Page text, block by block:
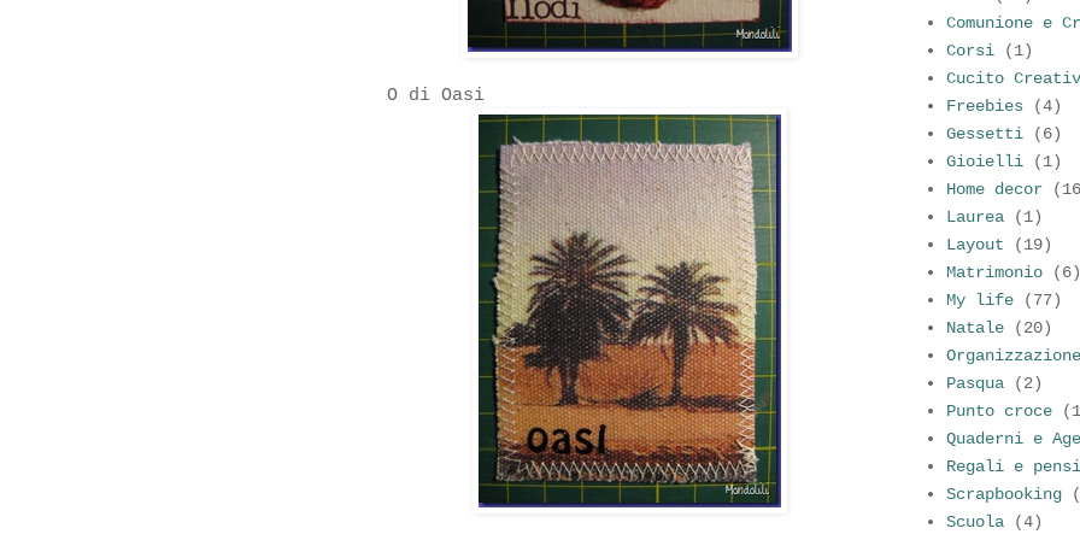
O di Oasi
Comunione e
Corsi
(1)
Cucito
Freebies
(4)
Gessetti
(6)
Gioielli
(1)
Home decor
Laurea
(1)
Layout
(19)
Matrimonio
(6)
My life
(77)
Natale
(20)
Organizzazione
Pasqua
(2)
Punto croce
Quaderni e
Regali e
Scrapbooking
Scuola
(4)